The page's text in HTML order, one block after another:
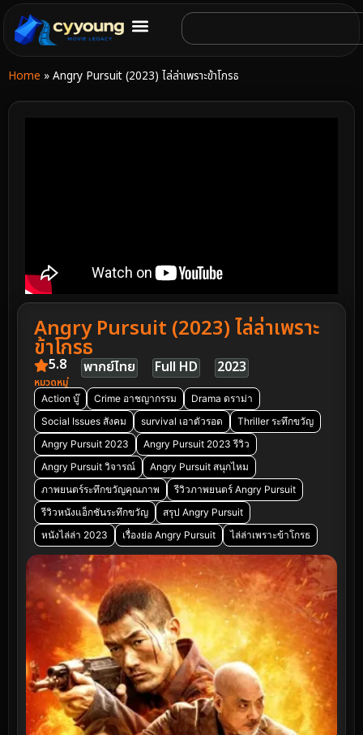
Home » Angry Pursuit (2023) ไล่ล่าเพราะข้าโกรธ
Angry Pursuit (2023) ไล่ล่าเพราะ
ข้าโกรธ
5.8 พากย์ไทย Full HD 2023
หมวดหมู่
Action บู๊ Crime อาชญากรรม
Drama ดราม่า
Social Issues สังคม
survival เอาตัวรอด
Thriller ระทึกขวัญ
Angry Pursuit 2023
Angry Pursuit 2023 รีวิว
Angry Pursuit วิจารณ์
Angry Pursuit สนุกไหม
ภาพยนตร์ระทึกขวัญคุณภาพ
รีวิวภาพยนตร์ Angry Pursuit
รีวิวหนังแอ็กชันระทึกขวัญ
สรุป Angry Pursuit
หนังไล่ล่า 2023
เรื่องย่อ Angry Pursuit ไล่ล่าเพราะข้าโกรธ